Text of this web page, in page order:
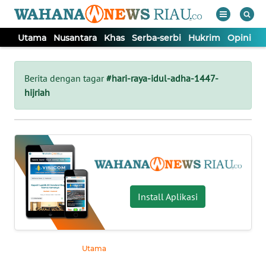
Utama Nusantara Khas Serba-serbi Hukrim Opini
Berita dengan tagar#hari-raya-idul-adha-1447-
hijriah
Install Aplikasi
Utama
Tutup
NUSANTARA
KHAS
SERBA-
SERBI